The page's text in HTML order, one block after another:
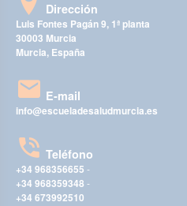
Dirección
Luis Fontes Pagán 9, 1ª planta
30003 Murcia
Murcia, España
E-mail
info@escueladesaludmurcia.es
Teléfono
+34 968356655 -
+34 968359348 -
+34 673992510